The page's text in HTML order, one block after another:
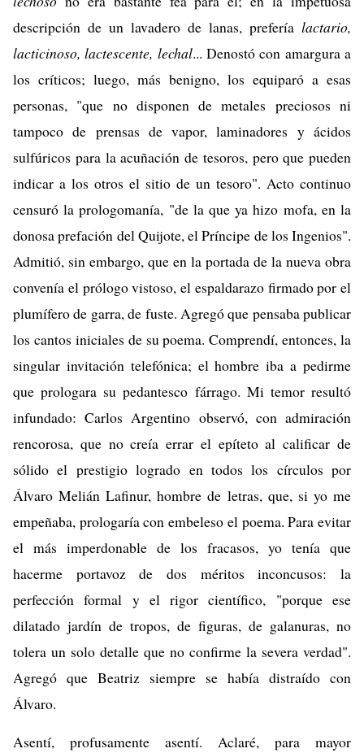
descripción de un lavadero de lanas, prefería lactario,
lacticinoso, lactescente, lechal... Denostó con amargura a
los críticos; luego, más benigno, los equiparó a esas
personas, "que no disponen de metales preciosos ni
tampoco de prensas de vapor, laminadores y ácidos
sulfúricos para la acuñación de tesoros, pero que pueden
indicar a los otros el sitio de un tesoro". Acto continuo
censuró la prologomanía, "de la que ya hizo mofa, en la
donosa prefación del Quijote, el Príncipe de los Ingenios".
Admitió, sin embargo, que en la portada de la nueva obra
convenía el prólogo vistoso, el espaldarazo firmado por el
plumífero de garra, de fuste. Agregó que pensaba publicar
los cantos iniciales de su poema. Comprendí, entonces, la
singular invitación telefónica; el hombre iba a pedirme
que prologara su pedantesco fárrago. Mi temor resultó
infundado: Carlos Argentino observó, con admiración
rencorosa, que no creía errar el epíteto al calificar de
sólido el prestigio logrado en todos los círculos por
Álvaro Melián Lafinur, hombre de letras, que, si yo me
empeñaba, prologaría con embeleso el poema. Para evitar
el más imperdonable de los fracasos, yo tenía que
hacerme portavoz de dos méritos inconcusos: la
perfección formal y el rigor científico, "porque ese
dilatado jardín de tropos, de figuras, de galanuras, no
tolera un solo detalle que no confirme la severa verdad".
Agregó que Beatriz siempre se había distraído con
Álvaro.
Asentí, profusamente asentí. Aclaré, para mayor